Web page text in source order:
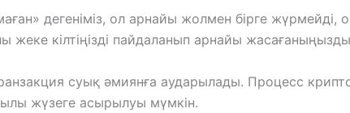
дегеніміз, ол арнайы жолмен бірге
жеке кілтіңізді пайдаланып арнайы
суық әмиянға аударылады. Процесс
жүзеге асырылуы мүмкін.